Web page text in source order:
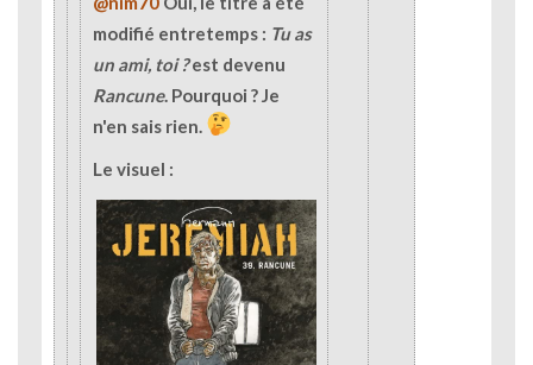
modifié entretemps : Tu as
un ami, toi ?est devenu
Rancune. Pourquoi ? Je
n'en sais rien.
Le visuel :